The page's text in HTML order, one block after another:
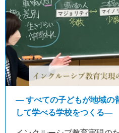
― すべての子どもが地域の
して学べる学校をつくる―